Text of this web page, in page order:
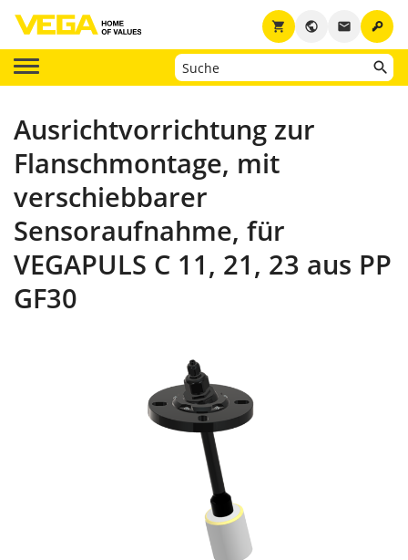
key
email
public
shopping_cart
Ausrichtvorrichtung zur
Flanschmontage, mit
verschiebbarer
Sensoraufnahme, für
VEGAPULS C 11, 21, 23 aus PP
GF30